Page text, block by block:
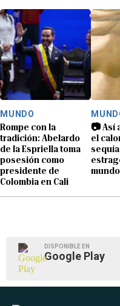
MUNDO
Rompe con la
tradición: Abelardo
de la Espriella toma
posesión como
presidente de
Colombia en Cali
📷 Así
el
mundo
DISPONIBLE EN
Google Play